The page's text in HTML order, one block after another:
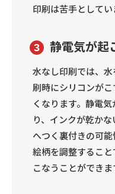
印刷は苦手としてい
3 静電気が起
水なし印刷では、
刷時にシリコンが
くなります。静電
り、インクが乾か
へつく裏付きの可
絵柄を調整するこ
こなうことができま